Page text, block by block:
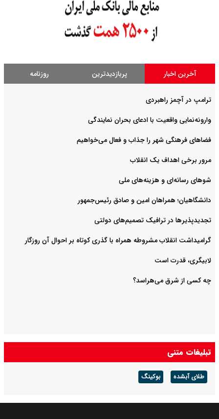
آخرین اخبار پربازدیدترین روزنامه
ترامپ در آچمز راهبردی
وارونه‌نمایی واقعیت با ادعای بحران نمایندگی
فضا‌های فرهنگی شهر را جذاب و فعال می‌‌خواهیم
مرور برخی اهداف یک انقلاب
شوهای رسانه‌ای و هزینه‌های ملی
دانشگاهیان؛ همراهان امین و صادق رئیس‌جمهور
تجدیدپذیرها در ترافیک تصمیم‌های دولتی
گرامیداشت انقلاب مشروطه همراه با گذری کوتاه بر احوال آن روزگار
لابیگری، قدرت است
چه کسی از شرق می‌هراسد؟
تبلیغات متنی
طلای آبشده بوکینگ